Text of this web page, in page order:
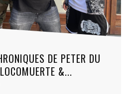
DE PETER DU
&...